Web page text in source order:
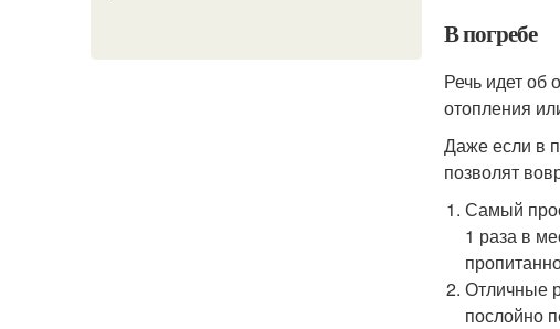
В погребе
Речь идет об
отопления
Даже если в
позволят
Самый
1 раза в
Отличные
послойно